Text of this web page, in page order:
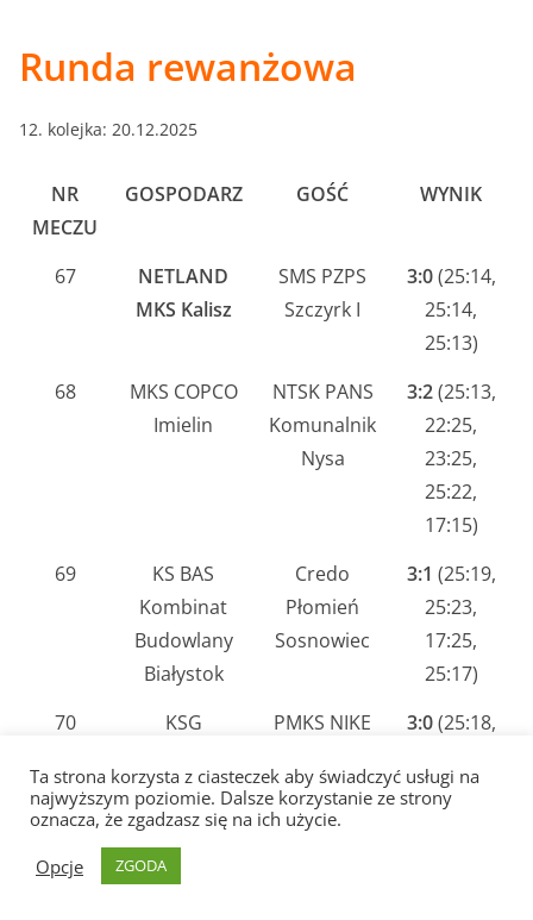
Runda rewanżowa
12. kolejka: 20.12.2025
NR
MECZU
GOSPODARZ GOŚĆ WYNIK
67
NETLAND
MKS Kalisz
SMS PZPS
Szczyrk I
3:0(25:14,
25:14,
25:13)
68
MKS COPCO
Imielin
NTSK PANS
Komunalnik
Nysa
3:2(25:13,
22:25,
23:25,
25:22,
17:15)
69
KS BAS
Kombinat
Budowlany
Białystok
Credo
Płomień
Sosnowiec
3:1 (25:19,
25:23,
17:25,
25:17)
70
KSG
PMKS NIKE
3:0(25:18,
26:24)
WTS Solna
Wieliczka
PGE LTS
Ta strona korzysta z ciasteczek aby świadczyć usługi na
najwyższym poziomie. Dalsze korzystanie ze strony
oznacza, że zgadzasz się na ich użycie.
Opcje
ZGODA